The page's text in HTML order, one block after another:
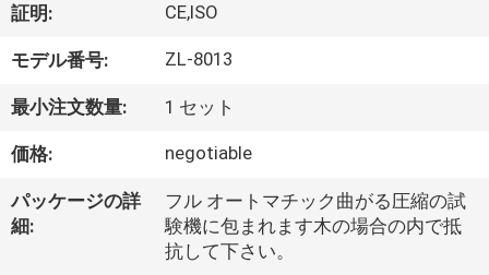
ト
ビ
オ
証明: CE,ISO
モデル番号: ZL-8013
最小注文数量: 1 セット
価格: negotiable
パッケージの詳
細:
フル オートマチック曲がる圧縮の試
験機に包まれます木の場合の内で抵
抗して下さい。